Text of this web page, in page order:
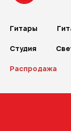
Гитары
Студия
Распродажа